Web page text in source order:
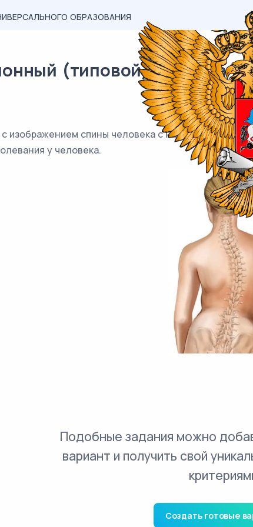
ОБРАЗОВАНИЯ
(типовой) материал
изображением спины человека с нарушением
у человека.
Подобные задания можно
вариант и получить свой
Создать готовые